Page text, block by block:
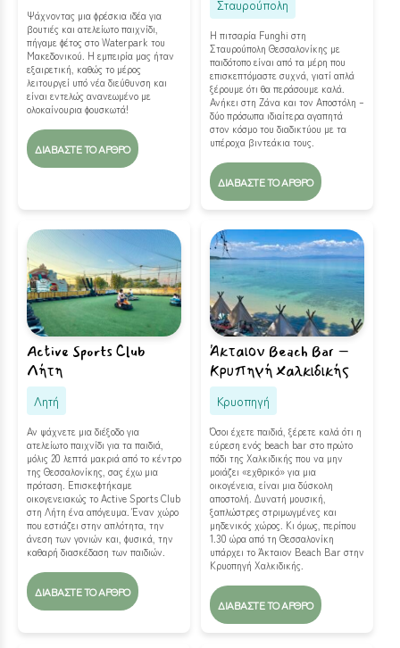
Ψάχνοντας μια φρέσκια ιδέα για
βουτιές και ατελείωτο παιχνίδι,
πήγαμε φέτος στο Waterpark του
Μακεδονικού. Η εμπειρία μας ήταν
εξαιρετική, καθώς το μέρος
λειτουργεί υπό νέα διεύθυνση και
είναι εντελώς ανανεωμένο με
ολοκαίνουρια φουσκωτά!
ΔΙΑΒΆΣΤΕ ΤΟ ΆΡΘΡΟ
Σταυρούπολη
Η πιτσαρία Funghi στη
Σταυρούπολη Θεσσαλονίκης με
παιδότοπο είναι από τα μέρη που
επισκεπτόμαστε συχνά, γιατί απλά
ξέρουμε ότι θα περάσουμε καλά.
Ανήκει στη Ζάνα και τον Αποστόλη –
δύο πρόσωπα ιδιαίτερα αγαπητά
στον κόσμο του διαδικτύου με τα
υπέροχα βιντεάκια τους.
ΔΙΑΒΆΣΤΕ ΤΟ ΆΡΘΡΟ
Active Sports Club
Λήτη
Λητή
Αν ψάχνετε μια διέξοδο για
ατελείωτο παιχνίδι για τα παιδιά,
μόλις 20 λεπτά μακριά από το κέντρο
της Θεσσαλονίκης, σας έχω μια
πρόταση. Επισκεφτήκαμε
οικογενειακώς το Active Sports Club
στη Λήτη ένα απόγευμα. Έναν χώρο
που εστιάζει στην απλότητα, την
άνεση των γονιών και, φυσικά, την
καθαρή διασκέδαση των παιδιών.
ΔΙΑΒΆΣΤΕ ΤΟ ΆΡΘΡΟ
Άκταιον Beach Bar –
Κρυπηγή Χαλκιδικής
Κρυοπηγή
Όσοι έχετε παιδιά, ξέρετε καλά ότι η
εύρεση ενός beach bar στο πρώτο
πόδι της Χαλκιδικής που να μην
μοιάζει «εχθρικό» για μια
οικογένεια, είναι μια δύσκολη
αποστολή. Δυνατή μουσική,
ξαπλώστρες στριμωγμένες και
μηδενικός χώρος. Κι όμως, περίπου
1.30 ώρα από τη Θεσσαλονίκη
υπάρχει το Άκταιον Beach Bar στην
Κρυοπηγή Χαλκιδικής.
ΔΙΑΒΆΣΤΕ ΤΟ ΆΡΘΡΟ